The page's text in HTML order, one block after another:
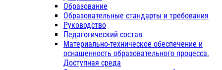
Образование
Образовательные стандарты и требования
Руководство
Педагогический состав
Материально-техническое обеспечение и
оснащенность образовательного процесса.
Доступная среда